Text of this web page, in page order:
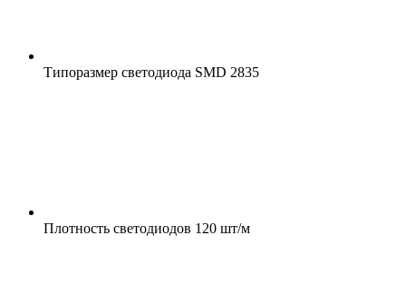
Типоразмер светодиода SMD 2835
Плотность светодиодов 120 шт/м